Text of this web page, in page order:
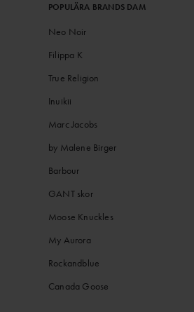
POPULÄRA BRANDS DAM
Neo Noir
Filippa K
True Religion
Inuikii
Marc Jacobs
by Malene Birger
Barbour
GANT skor
Moose Knuckles
My Aurora
Rockandblue
Canada Goose